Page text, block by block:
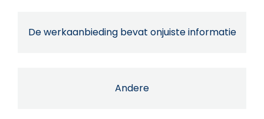
De werkaanbieding bevat onjuiste informatie
Andere